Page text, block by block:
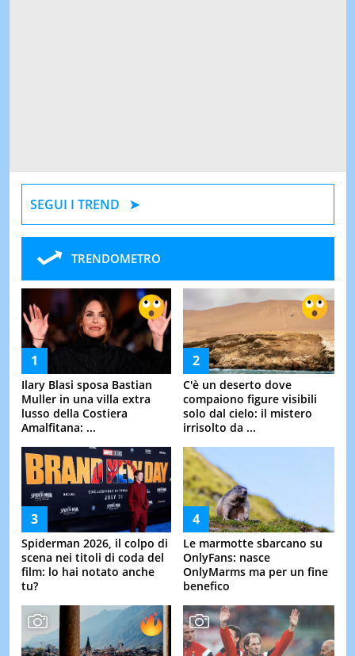
SEGUI I TREND
TRENDOMETRO
Ilary Blasi sposa Bastian
Muller in una villa extra
lusso della Costiera
Amalfitana: ...
C'è un deserto dove
compaiono figure visibili
solo dal cielo: il mistero
irrisolto da ...
Spiderman 2026, il colpo di
scena nei titoli di coda del
film: lo hai notato anche
tu?
Le marmotte sbarcano su
OnlyFans: nasce
OnlyMarms ma per un fine
benefico